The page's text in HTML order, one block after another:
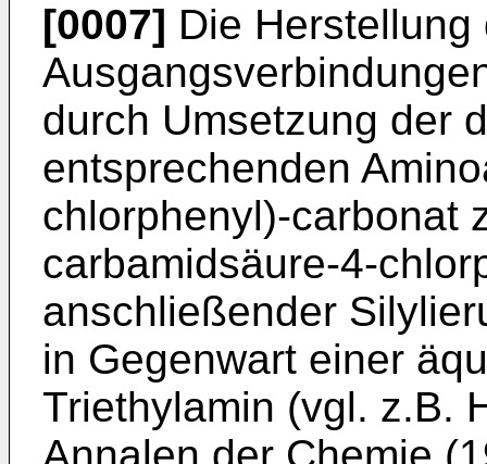
[0007] Die
durch Umsetzung der
entsprechenden
chlorphe­nyl)-carbonat
carbamidsäure-4-­
anschließender
in Gegenwart einer
Triethylamin (vgl. z.B.